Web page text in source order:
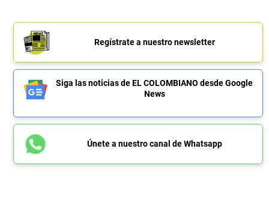
Regístrate a nuestro newsletter
Siga las noticias de EL COLOMBIANO desde Google
News
Únete a nuestro canal de Whatsapp